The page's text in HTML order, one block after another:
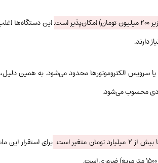
این دستگاه‌ها
یا سرویس الکتروموتورها محدود می‌شود. به همین
محسوب می‌شود.
برای استقرار